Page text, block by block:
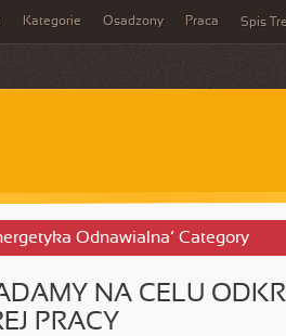
Kategorie Osadzony Praca Spis
Odnawialna’ Category
NA CELU
PRACY